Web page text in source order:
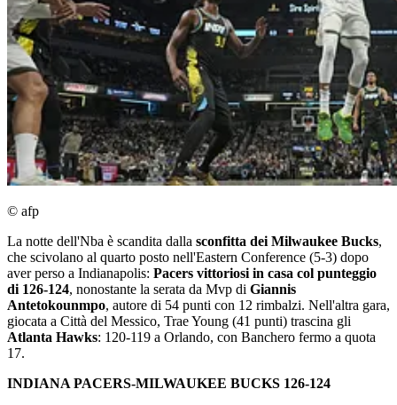
© afp
La notte dell'Nba è scandita dalla sconfitta dei Milwaukee Bucks,
che scivolano al quarto posto nell'Eastern Conference (5-3) dopo
aver perso a Indianapolis: Pacers vittoriosi in casa col punteggio
di 126-124, nonostante la serata da Mvp di Giannis
Antetokounmpo, autore di 54 punti con 12 rimbalzi. Nell'altra gara,
giocata a Città del Messico, Trae Young (41 punti) trascina gli
Atlanta Hawks: 120-119 a Orlando, con Banchero fermo a quota
17.
INDIANA PACERS-MILWAUKEE BUCKS 126-124